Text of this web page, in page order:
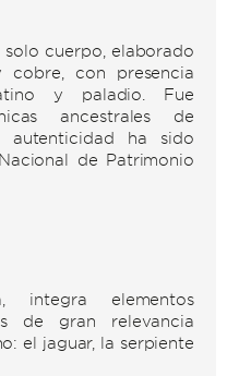
cuerpo, elaborado
con presencia
y paladio. Fue
ancestrales de
autenticidad ha sido
de Patrimonio
integra elementos
de gran relevancia
el jaguar, la serpiente